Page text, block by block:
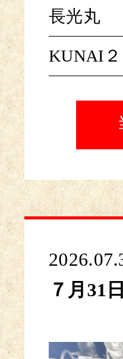
長光丸
KUNAI２
７月31日